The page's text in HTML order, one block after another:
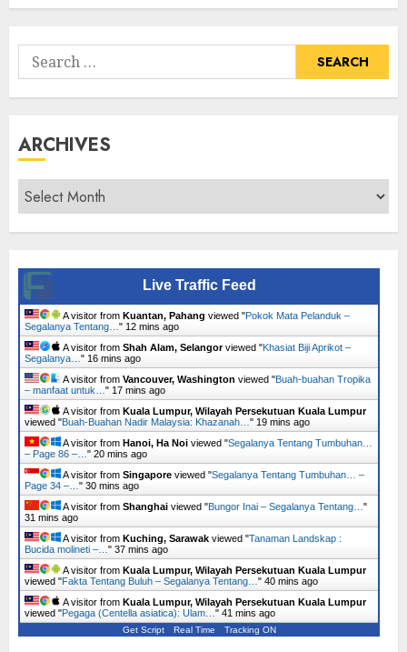
Tumbuhan
Search
for:
ARCHIVES
Archives
Live Traffic Feed
A visitor from Kuantan, Pahang viewed "Pokok Mata Pelanduk –
Segalanya Tentang… " 12 mins ago
A visitor from Shah Alam, Selangorviewed "Khasiat Biji Aprikot –
Segalanya… " 16 mins ago
A visitor from Vancouver, Washington viewed "Buah-buahan Tropika
– manfaat untuk… " 17 mins ago
A visitor from Kuala Lumpur, Wilayah Persekutuan Kuala Lumpur
viewed "Buah-Buahan Nadir Malaysia: Khazanah… " 19 mins ago
A visitor from Hanoi, Ha Noi viewed "Segalanya Tentang Tumbuhan…
– Page 86 –… " 20 mins ago
A visitor from Singapore viewed "Segalanya Tentang Tumbuhan… –
Page 34 –… " 30 mins ago
A visitor from Shanghai viewed "Bungor Inai – Segalanya Tentang… "
31 mins ago
A visitor from Kuching, Sarawak viewed "Tanaman Landskap :
Bucida molineti –… " 37 mins ago
A visitor from Kuala Lumpur, Wilayah Persekutuan Kuala Lumpur
viewed "Fakta Tentang Buluh – Segalanya Tentang… " 40 mins ago
A visitor from Kuala Lumpur, Wilayah Persekutuan Kuala Lumpur
viewed "Pegaga (Centella asiatica): Ulam… " 41 mins ago
Get Script Real Time Tracking ON